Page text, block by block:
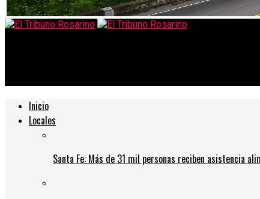
Inicio
Locales
Santa Fe: Más de 31 mil personas reciben asistencia